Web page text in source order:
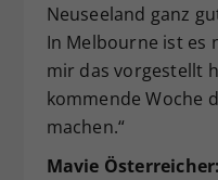
Neuseeland ganz
In Melbourne ist es
mir das vorgestellt
kommende Woche
machen.“
Mavie Österreicher: